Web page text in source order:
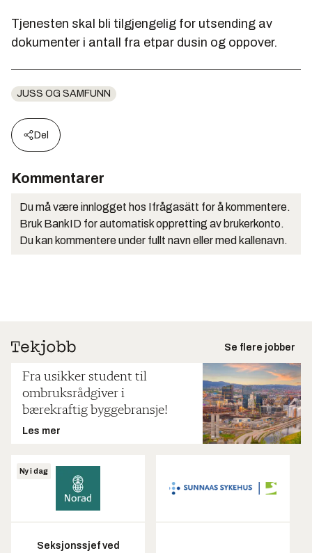
Tjenesten skal bli tilgjengelig for utsending av
dokumenter i antall fra etpar dusin og oppover.
JUSS OG SAMFUNN
Del
Kommentarer
Du må være innlogget hos Ifrågasätt for å kommentere.
Bruk BankID for automatisk oppretting av brukerkonto.
Du kan kommentere under fullt navn eller med kallenavn.
Se flere jobber
Fra usikker student til
ombruksrådgiver i
bærekraftig byggebransje!
Les mer
Ny i dag
Seksjonssjef ved